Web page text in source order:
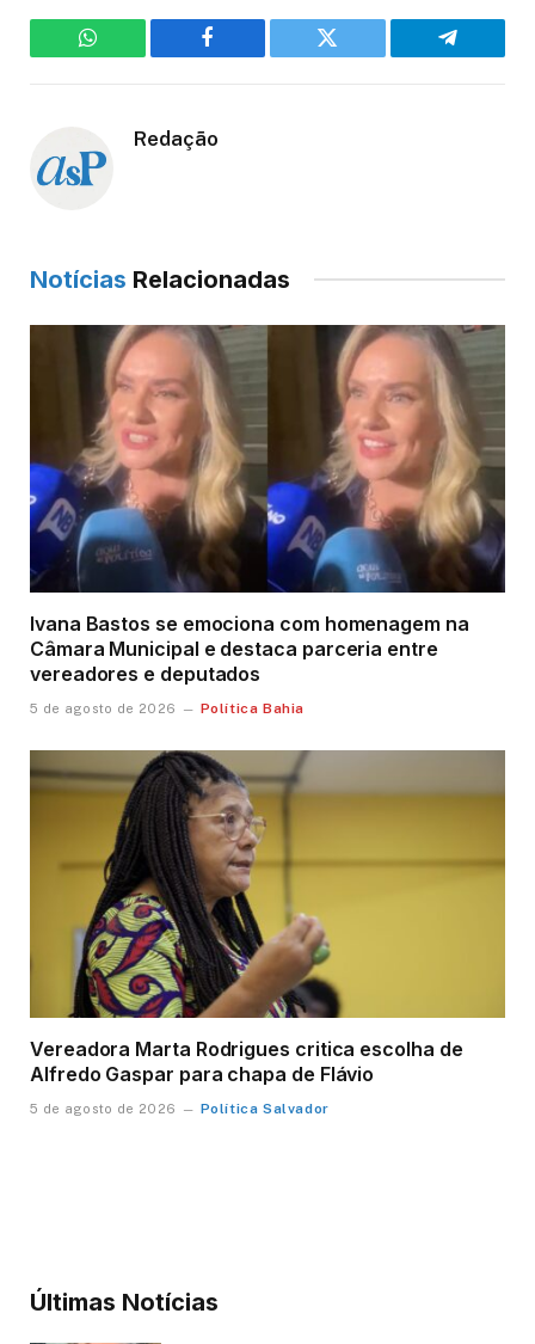
WhatsApp Facebook Twitter Telegram
Redação
Notícias Relacionadas
Ivana Bastos se emociona com homenagem na
Câmara Municipal e destaca parceria entre
vereadores e deputados
5 de agosto de 2026 Política Bahia
Vereadora Marta Rodrigues critica escolha de
Alfredo Gaspar para chapa de Flávio
5 de agosto de 2026 Política Salvador
Últimas Notícias